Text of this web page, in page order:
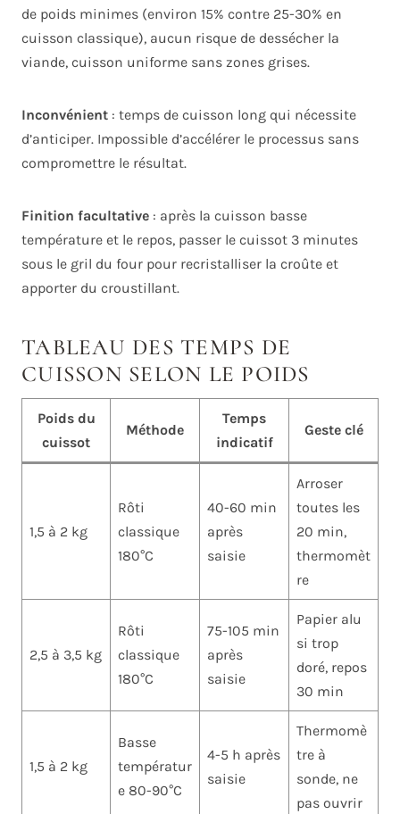
de poids minimes (environ 15% contre 25-30% en
cuisson classique), aucun risque de dessécher la
viande, cuisson uniforme sans zones grises.
Inconvénient : temps de cuisson long qui nécessite
d’anticiper. Impossible d’accélérer le processus sans
compromettre le résultat.
Finition facultative : après la cuisson basse
température et le repos, passer le cuissot 3 minutes
sous le gril du four pour recristalliser la croûte et
apporter du croustillant.
TABLEAU DES TEMPS DE
CUISSON SELON LE POIDS
Poids du
cuissot
Méthode
Temps
indicatif
Geste clé
1,5 à 2 kg
Rôti
classique
180°C
40-60 min
après
saisie
Arroser
toutes les
20 min,
thermomèt
re
2,5 à 3,5 kg
Rôti
classique
180°C
75-105 min
après
saisie
Papier alu
si trop
doré, repos
30 min
1,5 à 2 kg
Basse
températur
e 80-90°C
4-5 h après
saisie
Thermomè
tre à
sonde, ne
pas ouvrir